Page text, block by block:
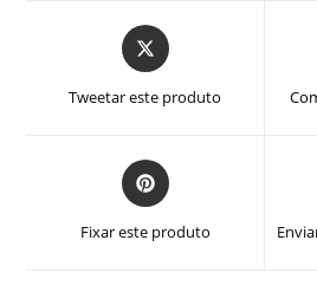
Abre
em
nova
Tweetar este produto
Abre
em
nova
Fixar este produto